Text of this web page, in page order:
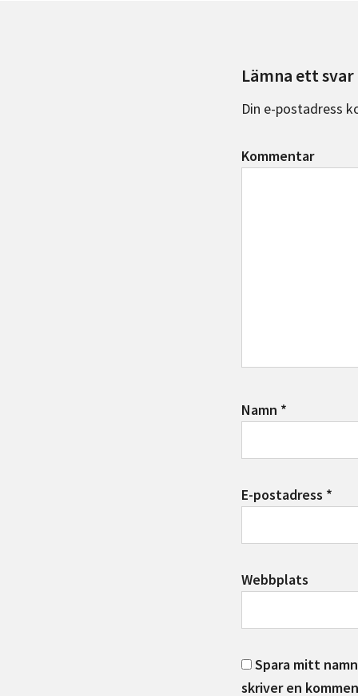
k
Lämna ett svar
Din e-postadress
Kommentar
Namn *
E-postadress *
Webbplats
Spara mitt
skriver en